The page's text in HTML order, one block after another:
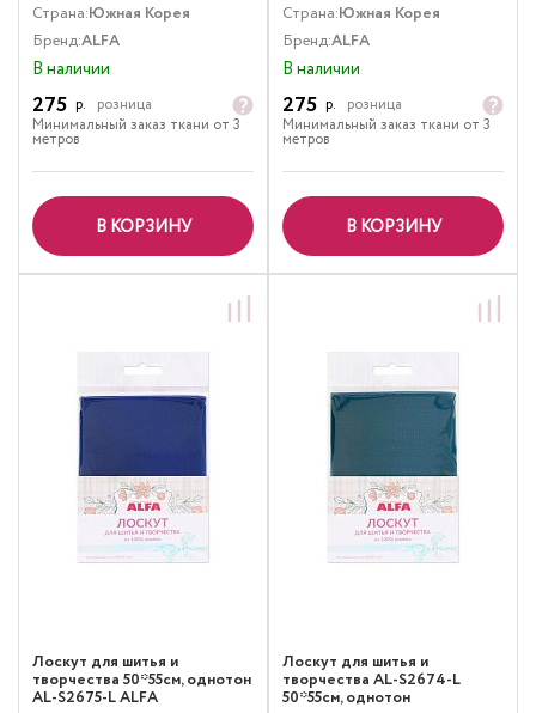
Страна:Южная Корея
Бренд:ALFA
В наличии
275 р.
розница
Минимальный заказ ткани от 3
метров
В КОРЗИНУ
Страна:Южная Корея
Бренд:ALFA
В наличии
275 р.
розница
Минимальный заказ ткани от 3
метров
В КОРЗИНУ
Лоскут для шитья и
творчества 50*55см, однотон
AL-S2675-L ALFA
Лоскут для шитья и
творчества AL-S2674-L
50*55см, однотон